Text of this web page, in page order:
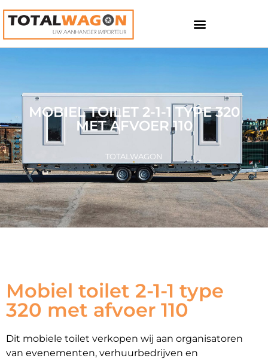
MOBIEL TOILET 2-1-1 TYPE 320
MET AFVOER 110
TOTALWAGON
Mobiel toilet 2-1-1 type
320 met afvoer 110
Dit mobiele toilet verkopen wij aan organisatoren
van evenementen, verhuurbedrijven en